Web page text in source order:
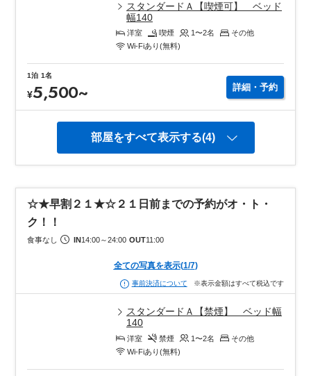
スタンダードＡ【喫煙可】 ベッド
幅140
洋室 喫煙 1〜2名
その他
Wi-Fiあり(無料)
1泊 1名
¥5,500~ 詳細・予約
部屋をすべて表示する(4)
☆★早割２１★☆２１日前までの予約がオ・ト・
ク！！
食事なし IN14:00～24:00 OUT11:00
全ての写真を表示(1/7)
事前決済について ※表示金額はすべて税込です
スタンダードＡ【禁煙】 ベッド幅
140
洋室 禁煙 1〜2名
その他
Wi-Fiあり(無料)